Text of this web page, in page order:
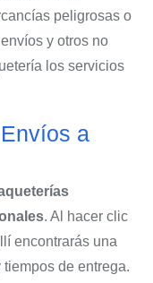
peligrosas o
y otros no
los servicios
a
. Al hacer clic
encontrarás una
de entrega.